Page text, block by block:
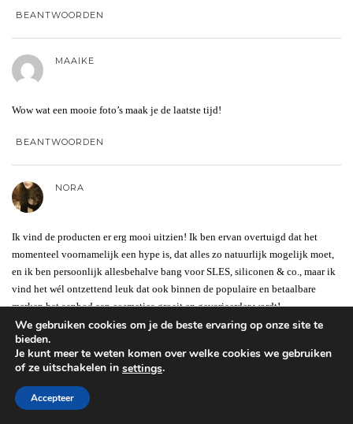
BEANTWOORDEN
MAAIKE
Wow wat een mooie foto’s maak je de laatste tijd!
BEANTWOORDEN
NORA
Ik vind de producten er erg mooi uitzien! Ik ben ervan overtuigd dat het
momenteel voornamelijk een hype is, dat alles zo natuurlijk mogelijk moet,
en ik ben persoonlijk allesbehalve bang voor SLES, siliconen & co., maar ik
vind het wél ontzettend leuk dat ook binnen de populaire en betaalbare
merken het aanbod aan cosmetica groeit en gevarieerder wordt!
BEANTWOORDEN
NELE VAN DEN BOGAERT
We gebruiken cookies om je de beste ervaring op onze site te
bieden.
Je kunt meer te weten komen over welke cookies we gebruiken
of ze uitschakelen in settings.
Accepteer